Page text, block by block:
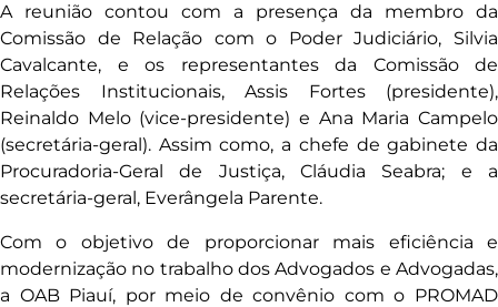
A reunião contou com a presença da membro da
Comissão de Relação com o Poder Judiciário, Silvia
Cavalcante, e os representantes da Comissão de
Relações Institucionais, Assis Fortes (presidente),
Reinaldo Melo (vice-presidente) e Ana Maria Campelo
(secretária-geral). Assim como, a chefe de gabinete da
Procuradoria-Geral de Justiça, Cláudia Seabra; e a
secretária-geral, Everângela Parente.
Com o objetivo de proporcionar mais eficiência e
modernização no trabalho dos Advogados e Advogadas,
a OAB Piauí, por meio de convênio com o PROMAD